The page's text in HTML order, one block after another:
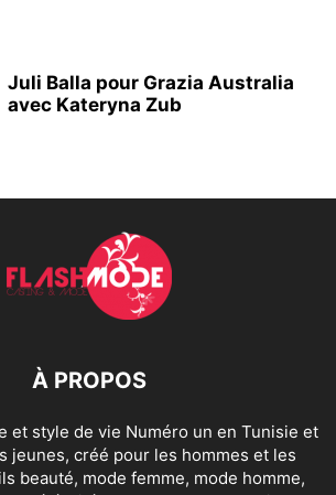
Juli Balla pour Grazia Australia
avec Kateryna Zub
À PROPOS
et style de vie Numéro un en Tunisie et
jeunes, créé pour les hommes et les
beauté, mode femme, mode homme,